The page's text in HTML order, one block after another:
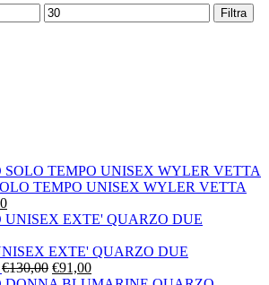
Prezzo
Max
Filtra
TEMPO UNISEX WYLER VETTA
Il
prezzo
è:
€140,00.
EXTE' QUARZO DUE
€130,00 Il
€91,00Il